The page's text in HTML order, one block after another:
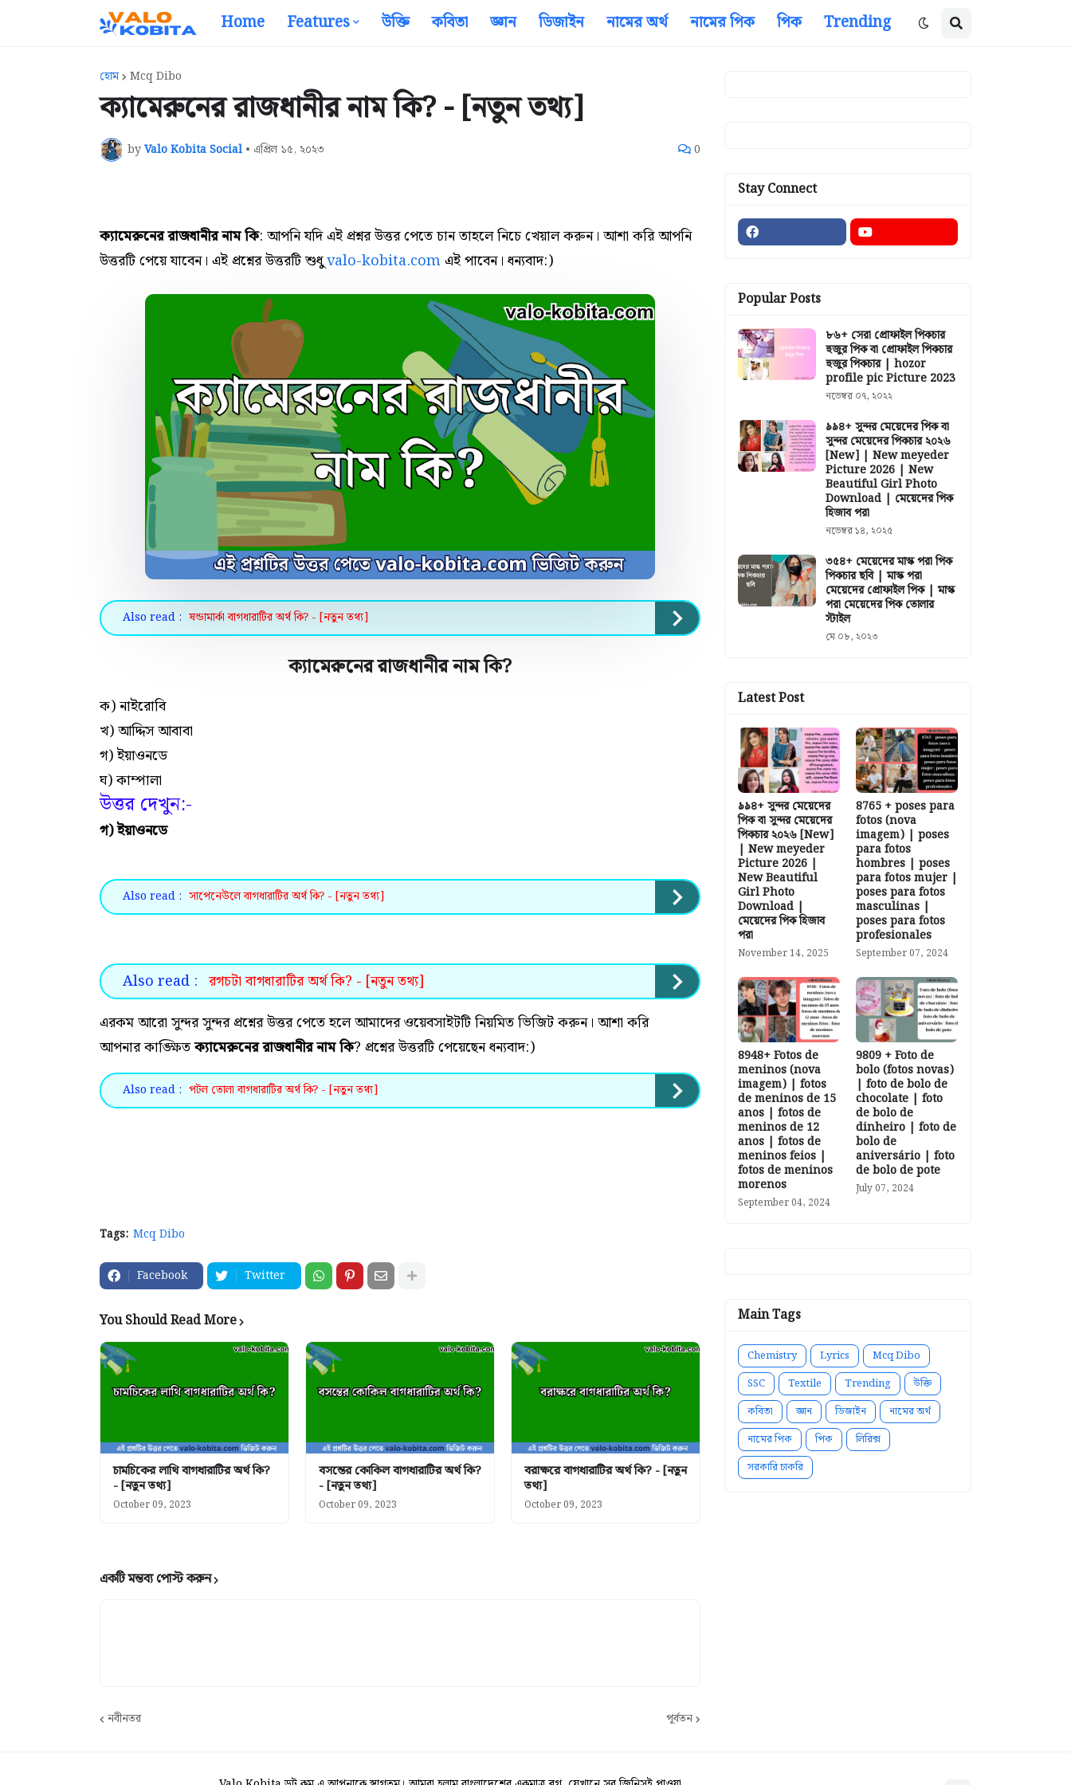
Home Features উক্তি কবিতা জ্ঞান ডিজাইন নামের অর্থ নামের পিক পিক Trending
হোম Mcq Dibo
ক্যামেরুনের রাজধানীর নাম কি? - [নতুন তথ্য]
byValo Kobita Social • এপ্রিল ১৫, ২০২৩ 0
ক্যামেরুনের রাজধানীর নাম কি: আপনি যদি এই প্রশ্নর উত্তর পেতে চান তাহলে নিচে খেয়াল করুন। আশা করি আপনি
উত্তরটি পেয়ে যাবেন। এই প্রশ্নের উত্তরটি শুধুvalo-kobita.comএই পাবেন। ধন্যবাদ:)
Also read : ষন্ডামার্কা বাগধারাটির অর্থ কি? - [নতুন তথ্য]
ক্যামেরুনের রাজধানীর নাম কি?
ক) নাইরোবি
খ) আদ্দিস আবাবা
গ) ইয়াওনডে
ঘ) কাম্পালা
উত্তর দেখুন:-
গ) ইয়াওনডে
Also read : সাপেনেউলে বাগধারাটির অর্থ কি? - [নতুন তথ্য]
Also read : রগচটা বাগধারাটির অর্থ কি? - [নতুন তথ্য]
এরকম আরো সুন্দর সুন্দর প্রশ্নের উত্তর পেতে হলে আমাদের ওয়েবসাইটটি নিয়মিত ভিজিট করুন। আশা করি
আপনার কাঙ্ক্ষিতক্যামেরুনের রাজধানীর নাম কি? প্রশ্নের উত্তরটি পেয়েছেন ধন্যবাদ:)
Also read : পটল তোলা বাগধারাটির অর্থ কি? - [নতুন তথ্য]
Tags: Mcq Dibo
Facebook Twitter
You Should Read More
চামচিকের লাথি বাগধারাটির অর্থ কি?
- [নতুন তথ্য]
October 09, 2023
বসন্তের কোকিল বাগধারাটির অর্থ কি?
- [নতুন তথ্য]
October 09, 2023
বরাক্ষরে বাগধারাটির অর্থ কি? - [নতুন
তথ্য]
October 09, 2023
একটি মন্তব্য পোস্ট করুন
নবীনতর পূর্বতন
Stay Connect
Popular Posts
৮৬+ সেরা প্রোফাইল পিকচার
হুজুর পিক বা প্রোফাইল পিকচার
হুজুর পিকচার | hozor
profile pic Picture 2023
নভেম্বর ০৭, ২০২২
৯৯৪+ সুন্দর মেয়েদের পিক বা
সুন্দর মেয়েদের পিকচার ২০২৬
[New] | New meyeder
Picture 2026 | New
Beautiful Girl Photo
Download | মেয়েদের পিক
হিজাব পরা
নভেম্বর ১৪, ২০২৫
৩৫৪+ মেয়েদের মাস্ক পরা পিক
পিকচার ছবি | মাস্ক পরা
মেয়েদের প্রোফাইল পিক | মাস্ক
পরা মেয়েদের পিক তোলার
স্টাইল
মে ০৮, ২০২৩
Latest Post
৯৯৪+ সুন্দর মেয়েদের
পিক বা সুন্দর মেয়েদের
পিকচার ২০২৬ [New]
| New meyeder
Picture 2026 |
New Beautiful
Girl Photo
Download |
মেয়েদের পিক হিজাব
পরা
November 14, 2025
8765 + poses para
fotos (nova
imagem) | poses
para fotos
hombres | poses
para fotos mujer |
poses para fotos
masculinas |
poses para fotos
profesionales
September 07, 2024
8948+ Fotos de
meninos (nova
imagem) | fotos
de meninos de 15
anos | fotos de
meninos de 12
anos | fotos de
meninos feios |
fotos de meninos
morenos
September 04, 2024
9809 + Foto de
bolo (fotos novas)
| foto de bolo de
chocolate | foto
de bolo de
dinheiro | foto de
bolo de
aniversário | foto
de bolo de pote
July 07, 2024
Main Tags
Chemistry Lyrics
Mcq Dibo
SSC
Textile Trending
উক্তি
কবিতা
জ্ঞান ডিজাইন
নামের অর্থ
নামের পিক
পিক
লিরিক্স
সরকারি চাকরি